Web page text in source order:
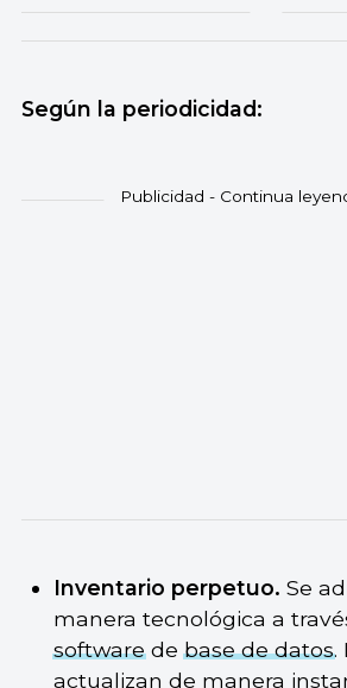
Según la periodicidad:
Inventario perpetuo. Se
manera tecnológica a
softwaredebase de datos.
actualizan de manera